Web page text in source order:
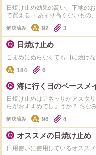
日焼け止め効果の高い、下地のおすすめが
で買える ・あまり高くないもの
のみのベースメイクなので、下
い （カバー力ではなく明るく綺
かなと ・ベタつかない、皮脂テカリ防止が
も多いですが、なにかおすすめ
現在はアルブランのUVエマルジ
ンを部分的に使っているのですが
ろしくお願い致します。
解決済み 92 3
日焼け止め
こまめにぬらなくても日に焼け
184
6
海に行く日のベースメ
日焼け止めはアネッサかアスタ
らがおすすめでしょうか？ ちな
でそれ以外のアネッサにしよう
アネッサかアスタリフトの上に
のテカリ、毛穴、ニキビ、シミ
ません！ 5000円くらいまでの値
たつきにくいファンデーション
重ねるパウダーもおすすめのが
解決済み 96 4
オススメの日焼け止め
日用使いに使用しているオスス